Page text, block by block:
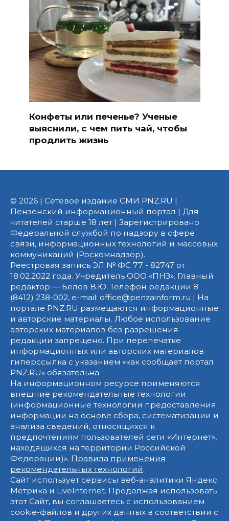
Конфеты или печенье? Ученые
выяснили, с чем пить чай, чтобы
продлить жизнь
© 2026 | Сетевое издание СМИ PNZ.RU |
Пензенский информационный портал | Для
читателей старше 18 лет | Зарегистрировано
Федеральной службой по надзору в сфере
связи, информационных технологий и массовых
коммуникаций (Роскомнадзор).
Реестровая запись ЭЛ № ФС 77 - 82747 от
18.02.2022 года. Учредитель ООО «ПНЗ». Главный
редактор — Белов В.Ю. Телефон редакции 8
(8412) 238-002, e-mail: office@penzainform.ru | На
портале PNZ.RU размещаются информационные
и авторские материалы. Любое использование
авторских материалов без разрешения
редакции запрещено. При перепечатке
информационных или авторских материалов
гиперссылка с указанием «как сообщает портал
PNZ.RU» обязательна.
На информационном ресурсе применяются
внешние рекомендательные технологии
(информационные технологии предоставления
информации на основе сбора, систематизации и
анализа сведений, относящихся к
предпочтениям пользователей сети «Интернет»,
находящихся на территории Российской
Федерации)». Правила применения
рекомендательных технологий.
Сайт использует сервисы веб-аналитики Яндекс
Метрика и LiveInternet. Продолжая использовать
этот Сайт, вы соглашаетесь с использованием
cookie-файлов и других данных в соответствии с